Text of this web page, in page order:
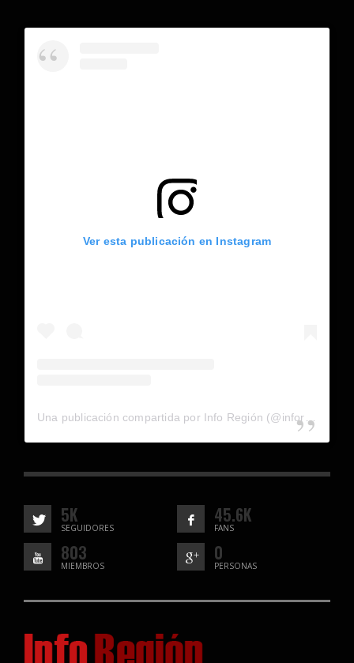
Ver esta publicación en Instagram
5K
SEGUIDORES
45.6K
FANS
803
MIEMBROS
0
PERSONAS